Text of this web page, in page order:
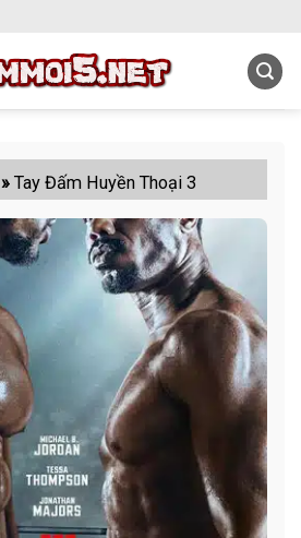
»Tay Đấm Huyền Thoại 3